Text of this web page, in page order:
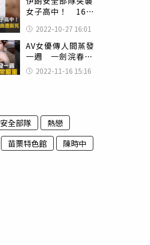
女子高中！ 16歲
遭毆致死
2022-10-27 16:01
AV女優傳人間蒸發
一週 一劍浣春
秋：非常嚴重
2022-11-16 15:16
安全部隊
熱戀
苗栗特色館 陳時中